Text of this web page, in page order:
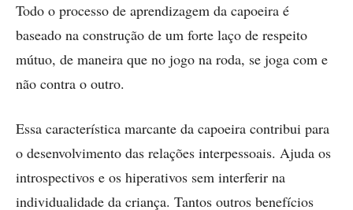
Todo o processo de aprendizagem da capoeira é
baseado na construção de um forte laço de respeito
mútuo, de maneira que no jogo na roda, se joga com e
não contra o outro.
Essa característica marcante da capoeira contribui para
o desenvolvimento das relações interpessoais. Ajuda os
introspectivos e os hiperativos sem interferir na
individualidade da criança. Tantos outros benefícios